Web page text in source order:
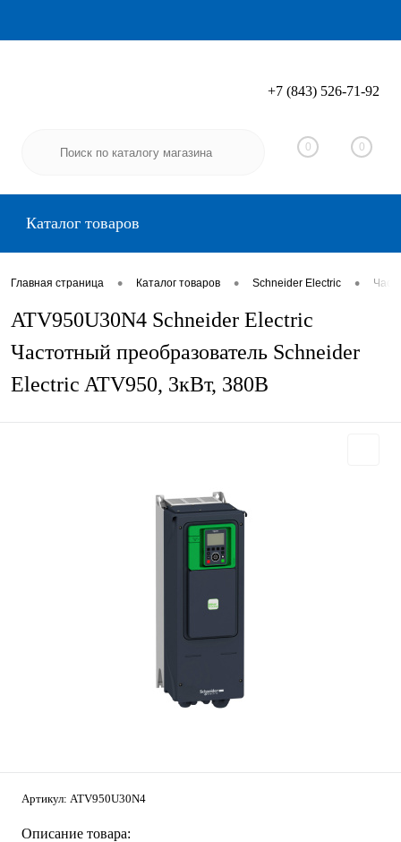
Вход Регистрация
+7 (843) 526-71-92
0 0
Каталог товаров
Главная страница • Каталог товаров • Schneider Electric •
ATV950U30N4 Schneider Electric
Частотный преобразователь Schneider
Electric ATV950, 3кВт, 380В
Артикул: ATV950U30N4
Описание товара: